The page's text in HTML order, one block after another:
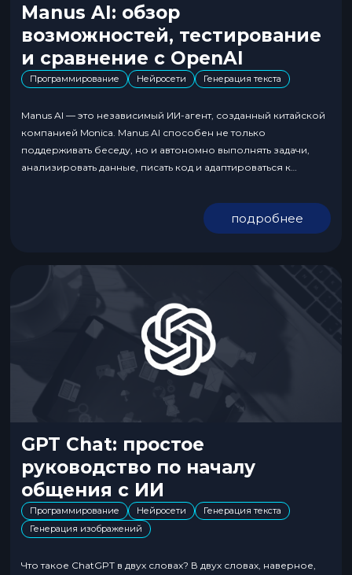
Manus AI: обзор
возможностей, тестирование
и сравнение с OpenAI
Программирование Нейросети Генерация текста
Manus AI — это независимый ИИ-агент, созданный китайской
компанией Monica. Manus AI способен не только
поддерживать беседу, но и автономно выполнять задачи,
анализировать данные, писать код и адаптироваться к
помощником, работающим без постоянного участия
человека. И вот тут начинается самое интересное. Manus не
подробнее
GPT Chat: простое
руководство по началу
общения с ИИ
Программирование Нейросети
Генерация текста
Генерация изображений
Что такое ChatGPT в двух словах? В двух словах, наверное,